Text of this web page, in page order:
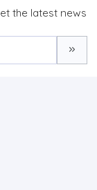
the latest news